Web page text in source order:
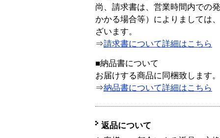
尚、請求書は、営業時間内での
かかる場合等）によりましては
ざいます。
⇒請求書について詳細はこちら
■納品書について
お届けする商品に同梱致します。
⇒納品書について詳細はこちら
返品について